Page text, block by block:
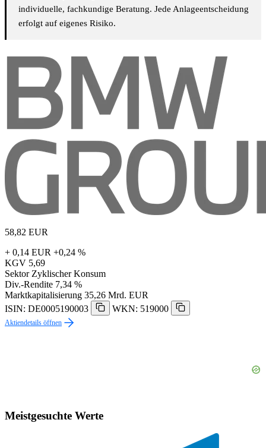
individuelle, fachkundige Beratung. Jede Anlageentscheidung
erfolgt auf eigenes Risiko.
58,82 EUR
+ 0,14 EUR +0,24 %
KGV 5,69
Sektor Zyklischer Konsum
Div.-Rendite 7,34 %
Marktkapitalisierung 35,26 Mrd. EUR
ISIN: DE0005190003
WKN: 519000
Aktiendetails öffnen
Meistgesuchte Werte